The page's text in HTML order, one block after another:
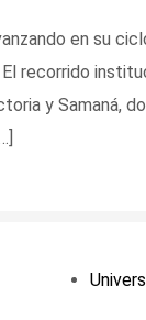
en su
recorrido
y Samaná,